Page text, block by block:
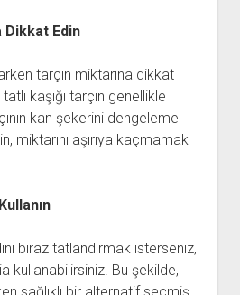
Dikkat Edin
tarçın miktarına dikkat
kaşığı tarçın genellikle
kan şekerini dengeleme
miktarını aşırıya kaçmamak
biraz tatlandırmak isterseniz,
kullanabilirsiniz. Bu şekilde,
sağlıklı bir alternatif seçmiş